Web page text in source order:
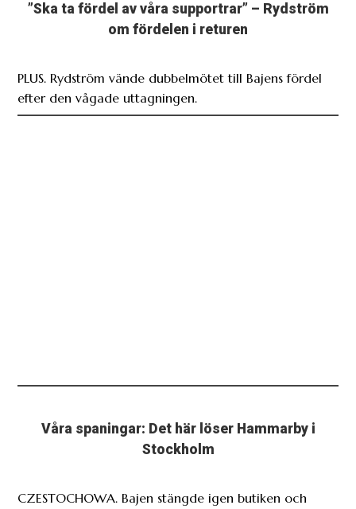
”Ska ta fördel av våra supportrar” – Rydström
om fördelen i returen
PLUS. Rydström vände dubbelmötet till Bajens fördel
efter den vågade uttagningen.
Våra spaningar: Det här löser Hammarby i
Stockholm
CZESTOCHOWA. Bajen stängde igen butiken och